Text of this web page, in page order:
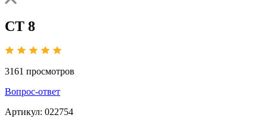
СТ 8
3161 просмотров
Вопрос-ответ
Артикул: 022754